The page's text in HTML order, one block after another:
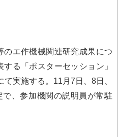
エ作機械関連研究成果につ
る「ポスターセッション」
実施する。11月7日、8日、
、参加機関の説明員が常駐